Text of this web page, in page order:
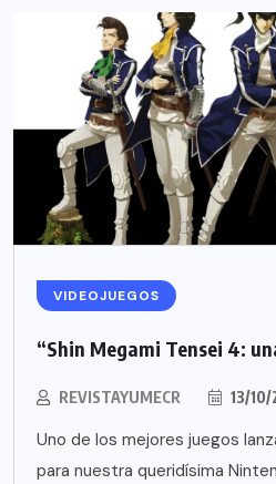
VIDEOJUEGOS
“Shin Megami Tensei 4:
REVISTAYUMECR 13/10/
Uno de los mejores juegos
para nuestra queridísima